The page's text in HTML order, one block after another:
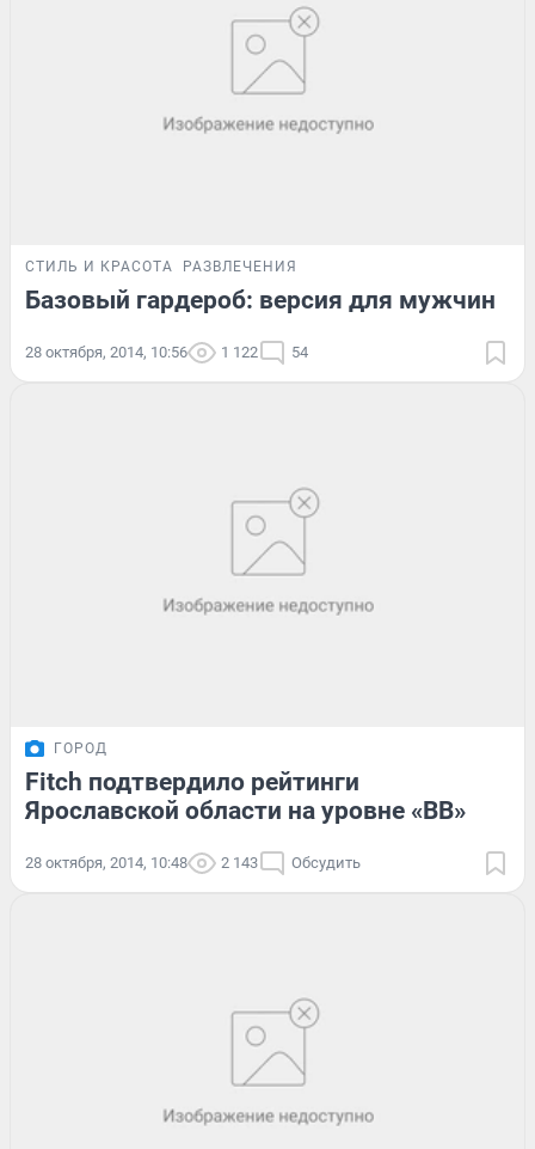
СТИЛЬ И КРАСОТА РАЗВЛЕЧЕНИЯ
Базовый гардероб: версия для мужчин
28 октября, 2014, 10:56 1 122 54
ГОРОД
Fitch подтвердило рейтинги
Ярославской области на уровне «ВВ»
28 октября, 2014, 10:48 2 143 Обсудить